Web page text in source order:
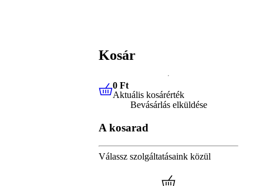
Kosár
0 FtAktuális kosárérték
0 Ft
Aktuális kosárérték
Bevásárlás elküldése
A kosarad
Válassz szolgáltatásaink közül